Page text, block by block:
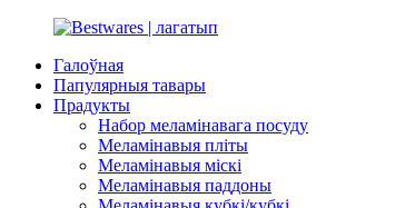
Галоўная
Папулярныя тавары
Прадукты
Набор меламінавага посуду
Меламінавыя пліты
Меламінавыя міскі
Меламінавыя паддоны